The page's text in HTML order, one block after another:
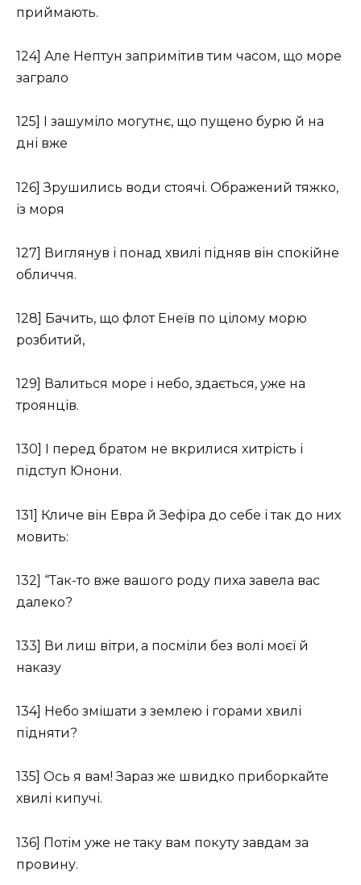
приймають.
124] Але Нептун запримітив тим часом, що море
заграло
125] І зашуміло могутнє, що пущено бурю й на
дні вже
126] Зрушились води стоячі. Ображений тяжко,
із моря
127] Виглянув і понад хвилі підняв він спокійне
обличчя.
128] Бачить, що флот Енеїв по цілому морю
розбитий,
129] Валиться море і небо, здається, уже на
троянців.
130] І перед братом не вкрилися хитрість і
підступ Юнони.
131] Кличе він Евра й Зефіра до себе і так до них
мовить:
132] “Так-то вже вашого роду пиха завела вас
далеко?
133] Ви лиш вітри, а посміли без волі моєї й
наказу
134] Небо змішати з землею і горами хвилі
підняти?
135] Ось я вам! Зараз же швидко приборкайте
хвилі кипучі.
136] Потім уже не таку вам покуту завдам за
провину.